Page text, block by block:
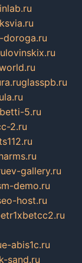
lovinskix.ru
glasspb.ru
5.ru
2.ru
ev-gallery.ru
demo.ru
host.ru
e-abis1c.ru
sand.ru